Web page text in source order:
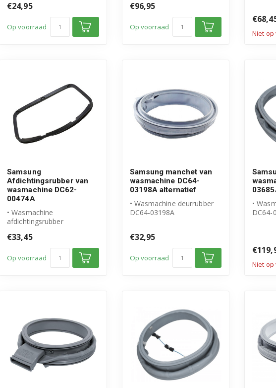
• Hoogwaardig alte...
€24,95
Op voorraad
product
€96,95
Op voorraad
Niet
Samsung
Afdichtingsrubber van
wasmachine DC62-
00474A
• Wasmachine
afdichtingsrubber
• Artikelnummer: DC62-
€33,45
Op voorraad
Samsung manchet van
wasmachine DC64-
03198A alternatief
• Wasmachine deurrubber
DC64-03198A
€32,95
Op voorraad
•
DC64-
Niet